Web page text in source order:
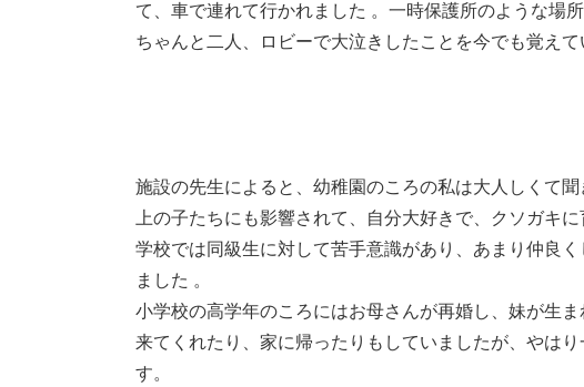
て、車で連れて行かれました 。一時保護所のような場
ちゃんと二人、ロビーで大泣きしたことを今でも覚えて
施設の先生によると、幼稚園のころの私は大人しくて
上の子たちにも影響されて、自分大好きで、クソガキ
学校では同級生に対して苦手意識があり、あまり仲良
ました 。
小学校の高学年のころにはお母さんが再婚し、妹が生
来てくれたり、家に帰ったりもしていましたが、やは
す。